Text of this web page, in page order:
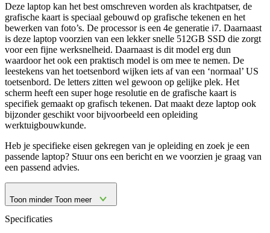
Deze laptop kan het best omschreven worden als krachtpatser, de
grafische kaart is speciaal gebouwd op grafische tekenen en het
bewerken van foto’s. De processor is een 4e generatie i7. Daarnaast
is deze laptop voorzien van een lekker snelle 512GB SSD die zorgt
voor een fijne werksnelheid. Daarnaast is dit model erg dun
waardoor het ook een praktisch model is om mee te nemen. De
leestekens van het toetsenbord wijken iets af van een ‘normaal’ US
toetsenbord. De letters zitten wel gewoon op gelijke plek. Het
scherm heeft een super hoge resolutie en de grafische kaart is
specifiek gemaakt op grafisch tekenen. Dat maakt deze laptop ook
bijzonder geschikt voor bijvoorbeeld een opleiding
werktuigbouwkunde.
Heb je specifieke eisen gekregen van je opleiding en zoek je een
passende laptop? Stuur ons een bericht en we voorzien je graag van
een passend advies.
Toon minder Toon meer
Specificaties